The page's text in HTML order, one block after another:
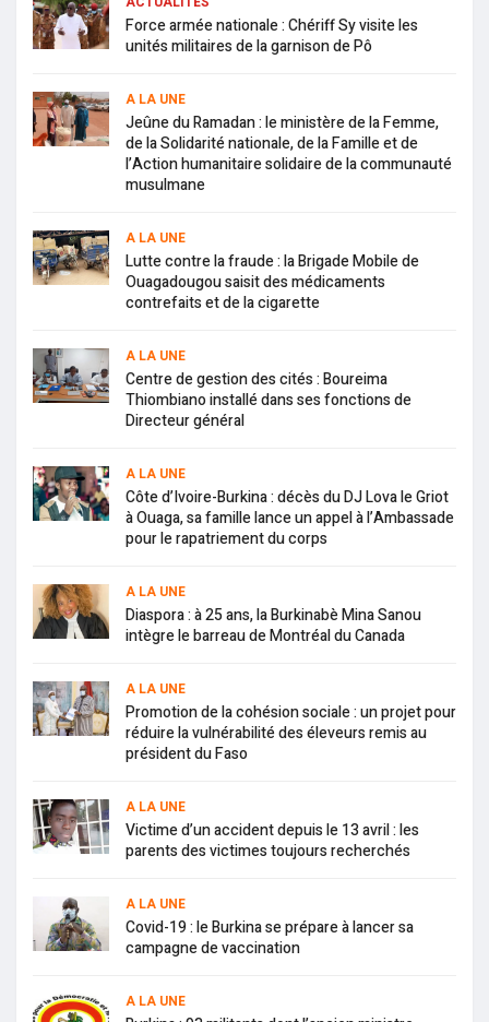
Force armée nationale : Chériff Sy visite les
unités militaires de la garnison de Pô
A LA UNE
Jeûne du Ramadan : le ministère de la Femme,
de la Solidarité nationale, de la Famille et de
l’Action humanitaire solidaire de la communauté
musulmane
A LA UNE
Lutte contre la fraude : la Brigade Mobile de
Ouagadougou saisit des médicaments
contrefaits et de la cigarette
A LA UNE
Centre de gestion des cités : Boureima
Thiombiano installé dans ses fonctions de
Directeur général
A LA UNE
Côte d’Ivoire-Burkina : décès du DJ Lova le Griot
à Ouaga, sa famille lance un appel à l’Ambassade
pour le rapatriement du corps
A LA UNE
Diaspora : à 25 ans, la Burkinabè Mina Sanou
intègre le barreau de Montréal du Canada
A LA UNE
Promotion de la cohésion sociale : un projet pour
réduire la vulnérabilité des éleveurs remis au
président du Faso
A LA UNE
Victime d’un accident depuis le 13 avril : les
parents des victimes toujours recherchés
A LA UNE
Covid-19 : le Burkina se prépare à lancer sa
campagne de vaccination
A LA UNE